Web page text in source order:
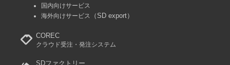
国内向けサービス
海外向けサービス
（SD export）
COREC
クラウド受注・発注システム
SDファクトリー